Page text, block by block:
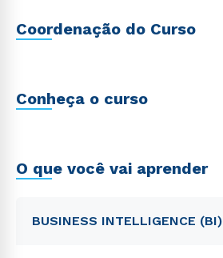
Coordenação do Curso
Conheça o curso
O que você vai aprender
BUSINESS INTELLIGENCE (BI)